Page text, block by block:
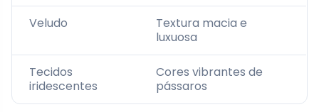
Veludo
Textura macia e
luxuosa
Tecidos
iridescentes
Cores vibrantes de
pássaros